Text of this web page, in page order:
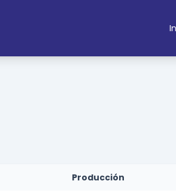
Producción